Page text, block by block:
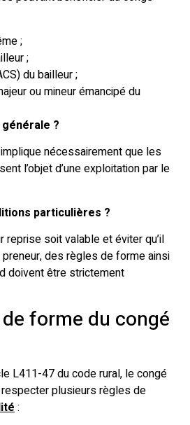
;
;
du bailleur ;
ou mineur émancipé du
?
nécessairement que les
l’objet d’une exploitation par le
particulières ?
reprise soit valable et éviter qu’il
des règles de forme ainsi
doivent être strictement
forme du congé
L411-47 du code rural, le congé
plusieurs règles de
: